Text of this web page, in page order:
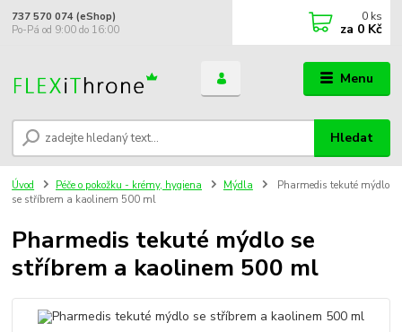
Menu
Hledat
737 570 074 (eShop)
Po-Pá od 9:00 do 16:00
0 ks
za 0 Kč
Úvod Péče o pokožku - krémy, hygiena Mýdla
Pharmedis tekuté mýdlo
se stříbrem a kaolinem 500 ml
Pharmedis tekuté mýdlo se
stříbrem a kaolinem 500 ml